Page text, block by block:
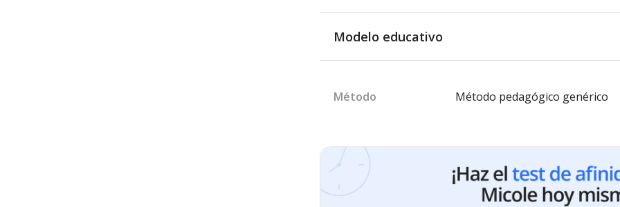
Modelo educativo
Método Método pedagógico genérico